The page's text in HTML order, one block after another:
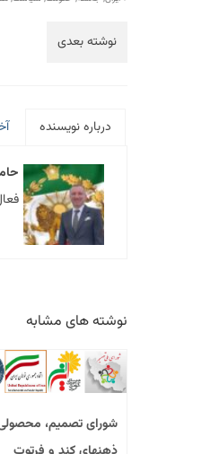
نوشته بعدی
درباره نویسنده
نوشته های مشابه
شورای تصمیم، محصولی